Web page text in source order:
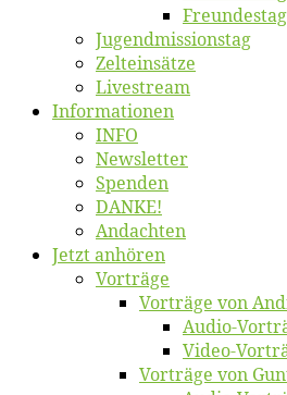
Jugend­mis­sions­tag
Zelt­ein­sät­ze
Live­stream
Informatio­nen
INFO
News­let­ter
Spen­den
DANKE!
An­dach­ten
Jetzt an­hö­ren
Vor­trä­ge
Vor­trä­ge von
Au­dio-
Vi­deo-
Vor­trä­ge von